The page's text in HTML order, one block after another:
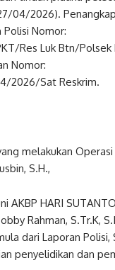
04/2026).
Polisi Nomor:
Res Luk Btn/Polsek
Nomor:
2026/Sat Reskrim.
melakukan
S.H.,
AKBP HARI
Rahman, S.Tr.K,
dari Laporan Polisi,
penyelidikan dan